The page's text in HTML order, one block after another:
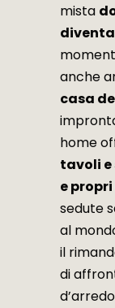
mista
anche
casa
home
tavoli e
e propri
sedute
al
il
di